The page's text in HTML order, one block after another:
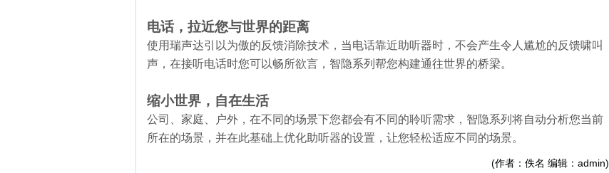
电话，拉近您与世界的距离
使用瑞声达引以为傲的反馈消除技术，当电话靠近助听器时，不会产生令人尴尬的反馈啸叫
声，在接听电话时您可以畅所欲言，智隐系列帮您构建通往世界的桥梁。
缩小世界，自在生活
公司、家庭、户外，在不同的场景下您都会有不同的聆听需求，智隐系列将自动分析您当前
所在的场景，并在此基础上优化助听器的设置，让您轻松适应不同的场景。
(作者：佚名 编辑：admin)